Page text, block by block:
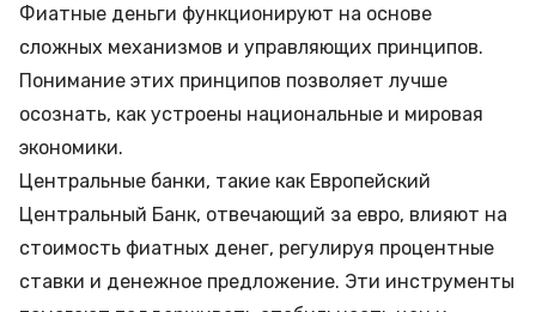
Фиатные деньги функционируют на основе
сложных механизмов и управляющих принципов.
Понимание этих принципов позволяет лучше
осознать, как устроены национальные и мировая
экономики.
Центральные банки, такие как Европейский
Центральный Банк, отвечающий за евро, влияют на
стоимость фиатных денег, регулируя процентные
ставки и денежное предложение. Эти инструменты